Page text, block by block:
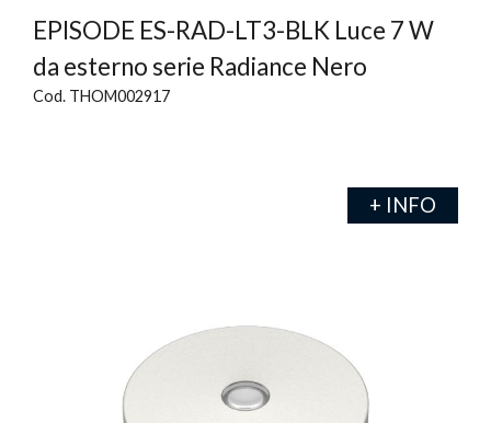
EPISODE ES-RAD-LT3-BLK Luce 7 W
da esterno serie Radiance Nero
Cod. THOM002917
+ INFO